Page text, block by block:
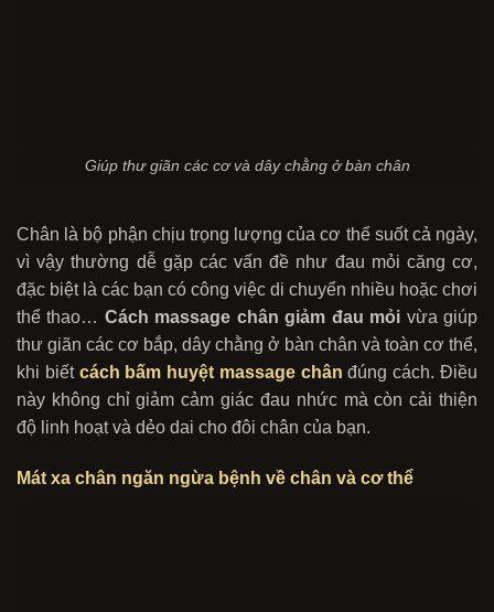
Giúp thư giãn các cơ và dây chằng ở bàn chân
Chân là bộ phận chịu trọng lượng của cơ thể suốt cả ngày,
vì vậy thường dễ gặp các vấn đề như đau mỏi căng cơ,
đặc biệt là các bạn có công việc di chuyển nhiều hoặc chơi
thể thao… Cách massage chân giảm đau mỏi vừa giúp
thư giãn các cơ bắp, dây chằng ở bàn chân và toàn cơ thể,
khi biết cách bấm huyệt massage chân đúng cách. Điều
này không chỉ giảm cảm giác đau nhức mà còn cải thiện
độ linh hoạt và dẻo dai cho đôi chân của bạn.
Mát xa chân ngăn ngừa bệnh về chân và cơ thể